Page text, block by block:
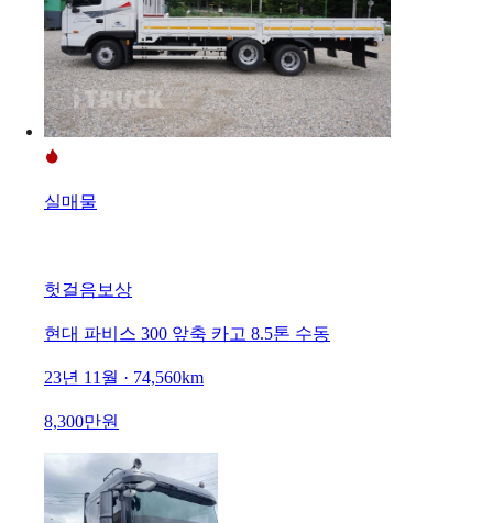
실매물
헛걸음보상
현대 파비스 300 앞축 카고 8.5톤 수동
23년 11월 · 74,560km
8,300만원